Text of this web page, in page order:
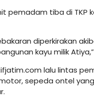
pemadam tiba di TKP
diperkirakan
kayu milik
lalu lintas
sepeda ontel